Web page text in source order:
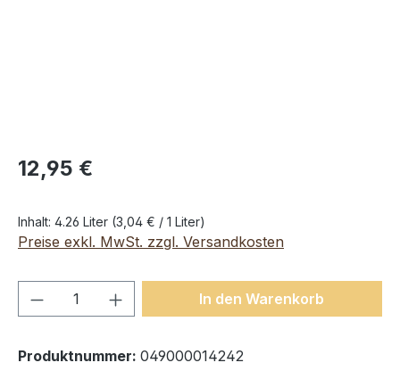
12,95 €
Inhalt: 4.26 Liter (3,04 € / 1 Liter)
Preise exkl. MwSt. zzgl. Versandkosten
Produkt Anzahl: Gib denIn den Warenkorb
Produktnummer: 049000014242